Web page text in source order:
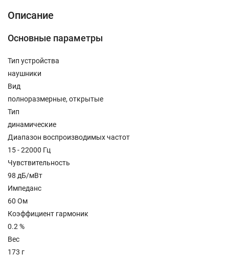
Описание
Основные параметры
Тип устройства
наушники
Вид
полноразмерные, открытые
Тип
динамические
Диапазон воспроизводимых частот
15 - 22000 Гц
Чувствительность
98 дБ/мВт
Импеданс
60 Ом
Коэффициент гармоник
0.2 %
Вес
173 г